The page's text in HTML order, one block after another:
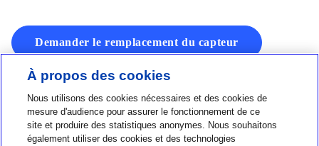
Demander le remplacement du capteur
À propos des cookies
Nous utilisons des cookies nécessaires et des cookies de
mesure d'audience pour assurer le fonctionnement de ce
site et produire des statistiques anonymes. Nous souhaitons
également utiliser des cookies et des technologies